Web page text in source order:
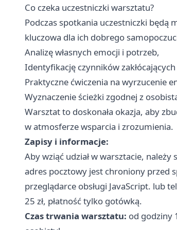
Co czeka uczestniczki warsztatu?
Podczas spotkania uczestniczki będą
kluczowa dla ich dobrego
Analizę własnych emocji i potrzeb,
Identyfikację czynników
Praktyczne ćwiczenia na wyrzucenie
Wyznaczenie ścieżki zgodnej z
Warsztat to doskonała okazja, aby
w atmosferze wsparcia i zrozumienia.
Zapisy i informacje:
Aby wziąć udział w warsztacie,
adres pocztowy jest chroniony przed
przeglądarce obsługi JavaScript. lub
25 zł, płatność tylko gotówką.
Czas trwania warsztatu: od godziny